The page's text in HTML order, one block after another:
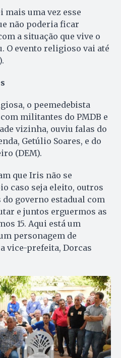
mais uma vez esse
não poderia ficar
a situação que vive o
O evento religioso vai até
o peemedebista
militantes do PMDB e
vizinha, ouviu falas do
Getúlio Soares, e do
(DEM).
que Iris não se
caso seja eleito, outros
governo estadual com
e juntos erguermos as
15. Aqui está um
personagem de
vice-prefeita, Dorcas